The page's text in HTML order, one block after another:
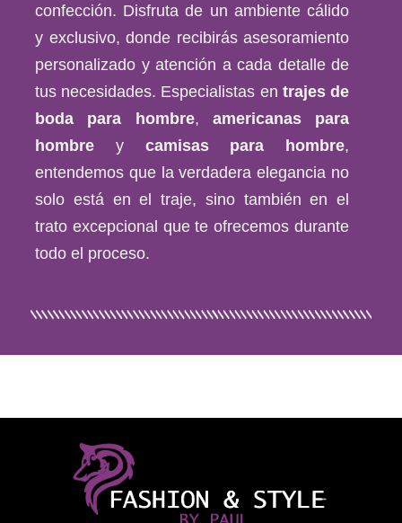
confección. Disfruta de un ambiente cálido
y exclusivo, donde recibirás asesoramiento
personalizado y atención a cada detalle de
tus necesidades. Especialistas en trajes de
boda para hombre, americanas para
hombre y camisas para hombre,
entendemos que la verdadera elegancia no
solo está en el traje, sino también en el
trato excepcional que te ofrecemos durante
todo el proceso.